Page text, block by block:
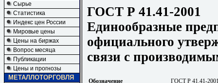
Сырье
Статистика
Индекс цен России
Мировые цены
Цены на биржах
Вопрос месяца
Публикации
Цены и прогнозы
МЕТАЛЛОТОРГОВЛЯ
ГОСТ Р 41.41-2001
Единообразные
официального
связи с
Обозначение
ГОСТ Р 41.41-